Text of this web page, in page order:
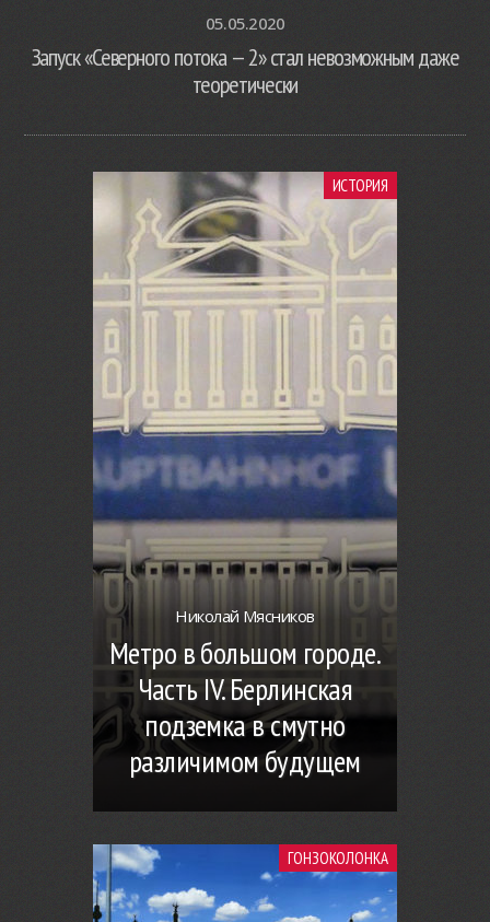
05.05.2020
Запуск «Северного потока — 2» стал невозможным даже
теоретически
ИСТОРИЯ
Николай Мясников
Метро в большом городе.
Часть IV. Берлинская
подземка в смутно
различимом будущем
ГОНЗОКОЛОНКА